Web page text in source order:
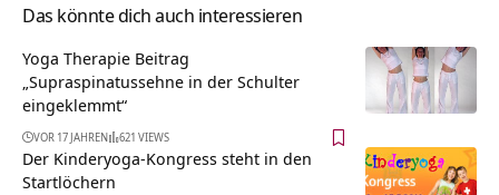
Das könnte dich auch interessieren
Yoga Therapie Beitrag
„Supraspinatussehne in der Schulter
eingeklemmt“
VOR 17 JAHREN 621 VIEWS
Der Kinderyoga-Kongress steht in den
Startlöchern